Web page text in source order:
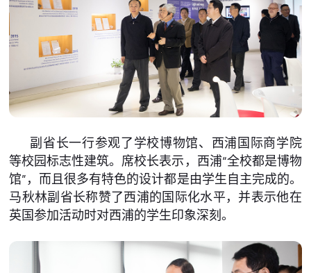
副省长一行参观了学校博物馆、西浦国际商学院
等校园标志性建筑。席校长表示，西浦“全校都是博物
馆”，而且很多有特色的设计都是由学生自主完成的。
马秋林副省长称赞了西浦的国际化水平，并表示他在
英国参加活动时对西浦的学生印象深刻。